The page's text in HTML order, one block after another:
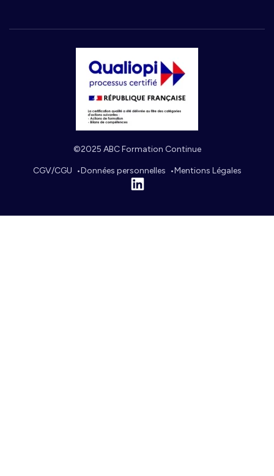
©2025 ABC Formation Continue
CGV/CGU Données personnelles
Mentions Légales
Linkedin